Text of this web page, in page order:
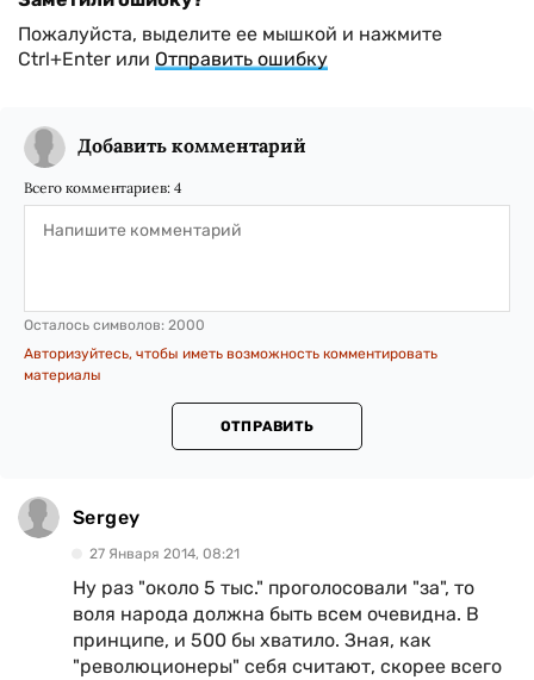
Пожалуйста, выделите ее мышкой и нажмите
Ctrl+Enter или Отправить ошибку
Добавить комментарий
Всего комментариев: 4
Осталось символов: 2000
Авторизуйтесь, чтобы иметь возможность комментировать
материалы
ОТПРАВИТЬ
Sergey
27 Января 2014, 08:21
Ну раз "около 5 тыс." проголосовали "за", то
воля народа должна быть всем очевидна. В
принципе, и 500 бы хватило. Зная, как
"революционеры" себя считают, скорее всего